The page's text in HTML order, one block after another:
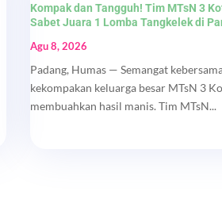
Kompak dan Tangguh! Tim MTsN 3
Sabet Juara 1 Lomba Tangkelek di
Agu 8, 2026
Padang, Humas — Semangat
kekompakan keluarga besar MTsN 3
membuahkan hasil manis. Tim MTsN...